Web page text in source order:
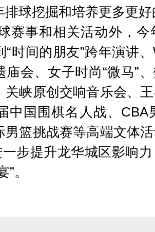
排球挖掘和培养更多更
赛事和相关活动外，
“时间的朋友”跨年演讲
庙会、女子时尚“微马”
关峡原创交响音乐会、
中国围棋名人战、CBA
男篮挑战赛等高端文体
一步提升龙华城区影响
。